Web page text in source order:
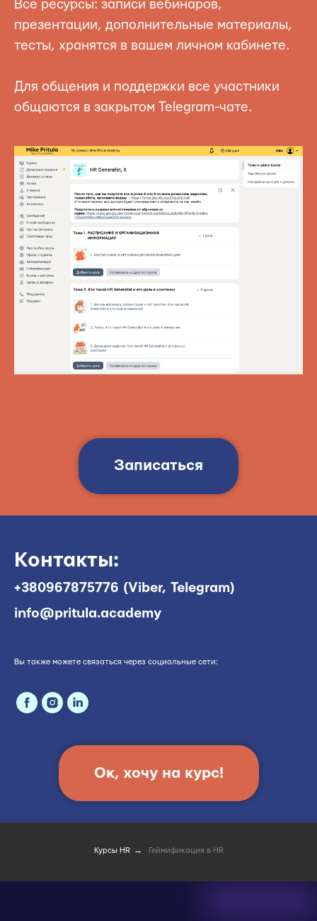
Все ресурсы: записи вебинаров,
презентации, дополнительные материалы,
тесты, хранятся в вашем личном кабинете.
Для общения и поддержки все участники
общаются в закрытом Telegram-чате.
Записаться
Контакты:
+380967875776 (Viber, Telegram)
info@pritula.academy
Вы также можете связаться через социальные сети:
Ок, хочу на курс!
Курсы HR → Геймификация в HR